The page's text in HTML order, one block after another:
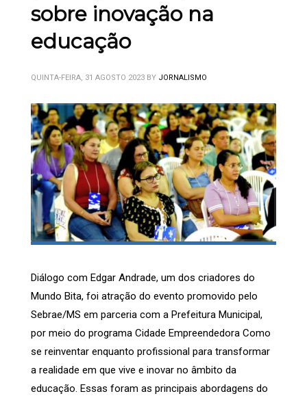
sobre inovação na
educação
QUINTA-FEIRA, 31 AGOSTO 2023 BY JORNALISMO
Diálogo com Edgar Andrade, um dos criadores do
Mundo Bita, foi atração do evento promovido pelo
Sebrae/MS em parceria com a Prefeitura Municipal,
por meio do programa Cidade Empreendedora Como
se reinventar enquanto profissional para transformar
a realidade em que vive e inovar no âmbito da
educação. Essas foram as principais abordagens do